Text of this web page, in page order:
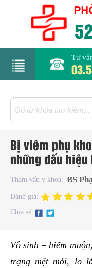
Tư
Bị viêm phụ
những dấu
Tham vấn y khoa: BS
Đánh giá:
Chia sẻ:
Vô sinh – hiếm
trạng mệt mỏi, lo